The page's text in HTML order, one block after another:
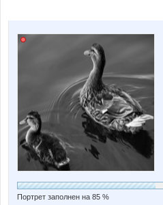
Портрет заполнен на 85 %